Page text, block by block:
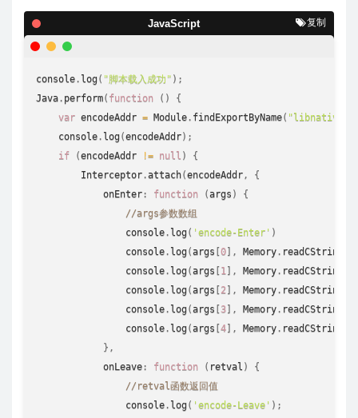
console. log( "脚本载入成功" ) ;
Java. perform( function ( )
{
var encodeAddr = Module. findExportByName( "libnative-
console. log(encodeAddr) ;
if
(encodeAddr != null )
{
        Interceptor
.attach(encodeAddr,
{
            onEnter
: function (args )
{
//args参数数组
console. log( 'encode-Enter' )
console. log(args [0] , Memory. readCString
console. log(args [ 1] , Memory. readCString
console. log(args [ 2 ] , Memory. readCString
console. log(args [ 3] , Memory. readCString
console. log(args [4] , Memory. readCString
} ,
            onLeave
: function ( retval )
{
//retval函数返回值
console. log( 'encode-Leave' ) ;
JavaScript 复制